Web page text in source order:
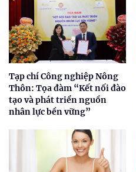
Tạp chí Công nghiệp Nông
Thôn: Tọa đàm “Kết nối đào
tạo và phát triển nguồn
nhân lực bền vững”